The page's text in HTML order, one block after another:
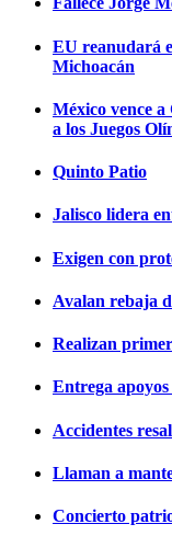
EU reanudará
Michoacán
México vence
a los Juegos
Quinto Patio
Jalisco lidera
Exigen con
Avalan rebaja
Realizan
Entrega
Accidentes
Llaman a
Concierto